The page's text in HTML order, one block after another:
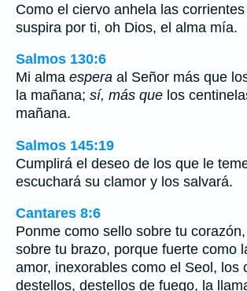
Como el ciervo anhela las
suspira por ti, oh Dios, el alma mía.
Salmos 130:6
Mi alma espera al Señor más que
la mañana; sí, más que los
mañana.
Salmos 145:19
Cumplirá el deseo de los que le
escuchará su clamor y los salvará.
Cantares 8:6
Ponme como sello sobre tu
sobre tu brazo, porque fuerte como
amor, inexorables como el Seol, los
destellos, destellos de fuego, la